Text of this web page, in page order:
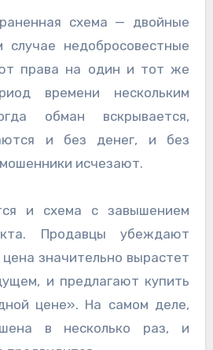
схема — двойные
недобросовестные
права на один и тот же
времени нескольким
обман вскрывается,
и без денег, и без
исчезают.
и схема с завышением
Продавцы убеждают
значительно вырастет
и предлагают купить
цене». На самом деле,
в несколько раз, и